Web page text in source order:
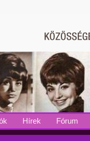
Hírek Fórum